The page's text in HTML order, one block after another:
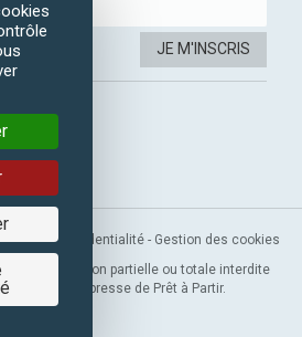
JE M'INSCRIS
de confidentialité - Gestion des cookies
Reproduction partielle ou totale interdite
et expresse de Prêt à Partir.